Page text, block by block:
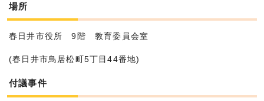
場所
春日井市役所 9階 教育委員会室
(春日井市鳥居松町5丁目44番地)
付議事件